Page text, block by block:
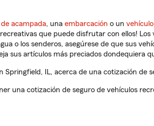
acampada, una embarcación o un
que puede disfrutar con ellos!
o los senderos, asegúrese de que sus
sus artículos más preciados dondequiera
IL, acerca de una cotización de
una cotización de seguro de vehículos